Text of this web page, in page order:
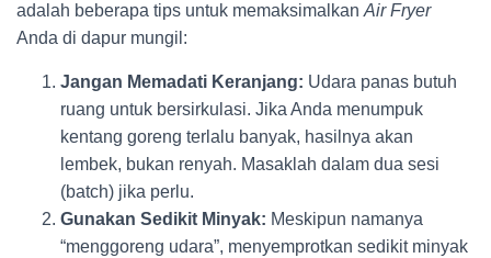
adalah beberapa tips untuk memaksimalkan Air Fryer
Anda di dapur mungil:
Jangan Memadati Keranjang: Udara panas butuh
ruang untuk bersirkulasi. Jika Anda menumpuk
kentang goreng terlalu banyak, hasilnya akan
lembek, bukan renyah. Masaklah dalam dua sesi
(batch) jika perlu.
Gunakan Sedikit Minyak: Meskipun namanya
“menggoreng udara”, menyemprotkan sedikit minyak